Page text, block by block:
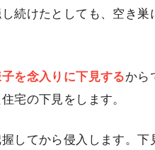
続けたとしても、空き巣
を念入りに下見するから
宅の下見をします。
してから侵入します。下